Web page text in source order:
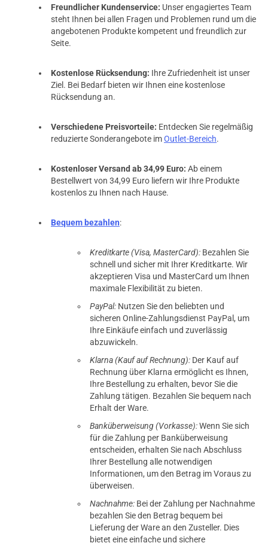
Freundlicher Kundenservice: Unser engagiertes Team
steht Ihnen bei allen Fragen und Problemen rund um die
angebotenen Produkte kompetent und freundlich zur
Seite.
Kostenlose Rücksendung: Ihre Zufriedenheit ist unser
Ziel. Bei Bedarf bieten wir Ihnen eine kostenlose
Rücksendung an.
Verschiedene Preisvorteile: Entdecken Sie regelmäßig
reduzierte Sonderangebote imOutlet-Bereich.
Kostenloser Versand ab 34,99 Euro: Ab einem
Bestellwert von 34,99 Euro liefern wir Ihre Produkte
kostenlos zu Ihnen nach Hause.
Bequem bezahlen:
Kreditkarte (Visa, MasterCard): Bezahlen Sie
schnell und sicher mit Ihrer Kreditkarte. Wir
akzeptieren Visa und MasterCard um Ihnen
maximale Flexibilität zu bieten.
PayPal: Nutzen Sie den beliebten und
sicheren Online-Zahlungsdienst PayPal, um
Ihre Einkäufe einfach und zuverlässig
abzuwickeln.
Klarna (Kauf auf Rechnung): Der Kauf auf
Rechnung über Klarna ermöglicht es Ihnen,
Ihre Bestellung zu erhalten, bevor Sie die
Zahlung tätigen. Bezahlen Sie bequem nach
Erhalt der Ware.
Banküberweisung (Vorkasse):Wenn Sie sich
für die Zahlung per Banküberweisung
entscheiden, erhalten Sie nach Abschluss
Ihrer Bestellung alle notwendigen
Informationen, um den Betrag im Voraus zu
überweisen.
Nachnahme: Bei der Zahlung per Nachnahme
bezahlen Sie den Betrag bequem bei
Lieferung der Ware an den Zusteller. Dies
bietet eine einfache und sichere